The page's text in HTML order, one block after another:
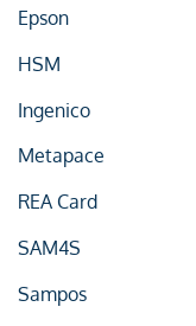
Epson
HSM
Ingenico
Metapace
REA Card
SAM4S
Sampos